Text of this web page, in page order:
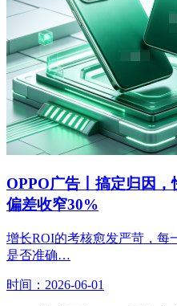
OPPO广告丨搞定归因
偏差收窄30%
增长ROI的考核愈发严苛，每
是否准确…
时间：2026-06-01